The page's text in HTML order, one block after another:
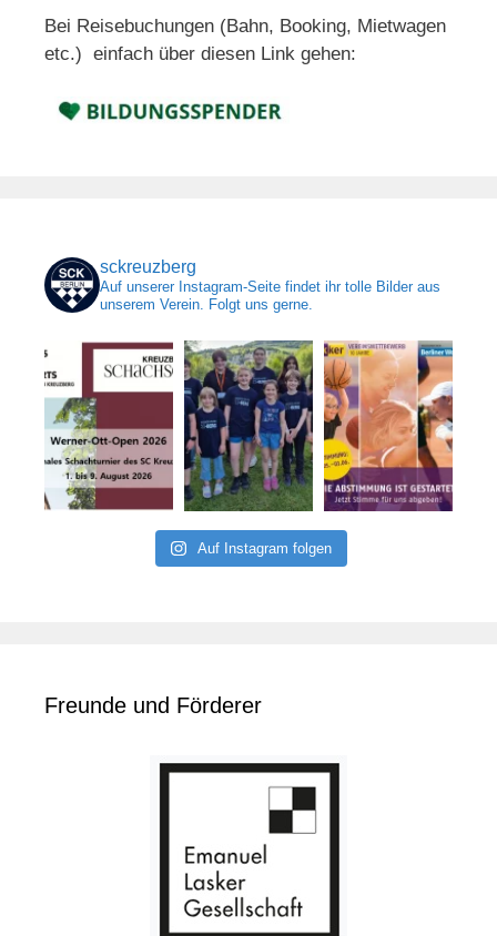
Bei Reisebuchungen (Bahn, Booking, Mietwagen
etc.) einfach über diesen Link gehen:
sckreuzberg
Auf unserer Instagram-Seite findet ihr tolle Bilder aus
unserem Verein. Folgt uns gerne.
Auf Instagram folgen
Freunde und Förderer